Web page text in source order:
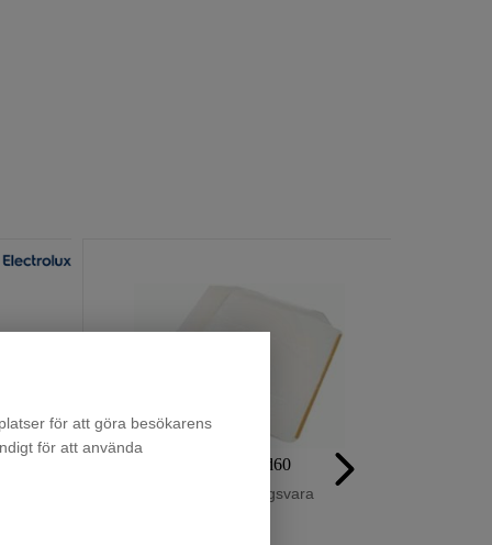
för att göra besökarens
för att använda
Droppskydd60
Beställningsvara